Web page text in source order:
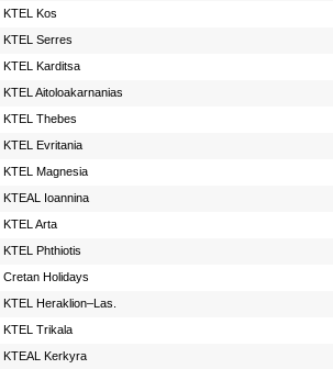
KTEL Kos
KTEL Serres
ΚΤΕL Karditsa
KTEL Aitoloakarnanias
KTEL Thebes
ΚΤΕL Evritania
ΚΤΕL Magnesia
KTEAL Ioannina
KTEL Arta
ΚΤΕL Phthiotis
Cretan Holidays
KTEL Heraklion–Las.
ΚΤΕL Τrikala
KTEAL Kerkyra